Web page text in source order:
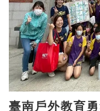
臺南戶外教育